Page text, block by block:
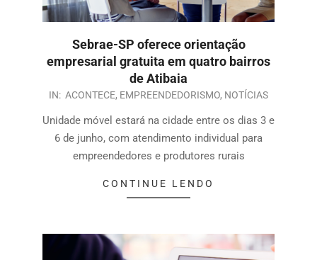
Sebrae-SP oferece orientação
empresarial gratuita em quatro bairros
de Atibaia
IN: ACONTECE, EMPREENDEDORISMO, NOTÍCIAS
Unidade móvel estará na cidade entre os dias 3 e
6 de junho, com atendimento individual para
empreendedores e produtores rurais
CONTINUE LENDO